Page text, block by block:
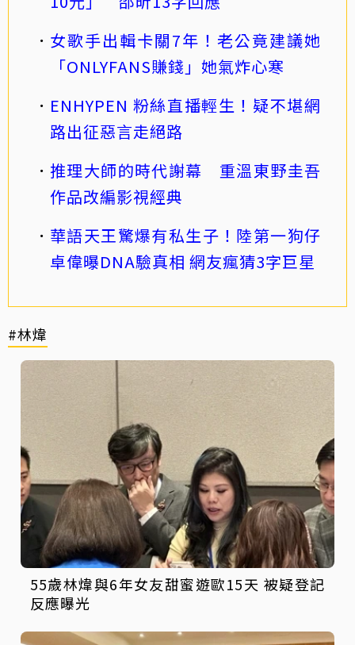
女歌手出輯卡關7年！老公竟建議她
「ONLYFANS賺錢」她氣炸心寒
ENHYPEN 粉絲直播輕生！疑不堪網
路出征惡言走絕路
推理大師的時代謝幕 重溫東野圭吾
作品改編影視經典
華語天王驚爆有私生子！陸第一狗仔
卓偉曝DNA驗真相 網友瘋猜3字巨星
#林煒
55歲林煒與6年女友甜蜜遊歐15天 被疑登記
反應曝光